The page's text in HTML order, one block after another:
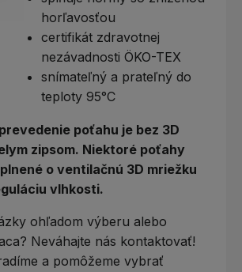
horľavosťou
certifikát zdravotnej
nezávadnosti ÖKO-TEX
snímateľný a prateľný do
teploty 95°C
poťahu je bez 3D
zipsom. Niektoré poťahy
o ventilačnú 3D mriežku
vlhkosti.
ohľadom výberu alebo
Neváhajte nás kontaktovať!
a pomôžeme vybrať